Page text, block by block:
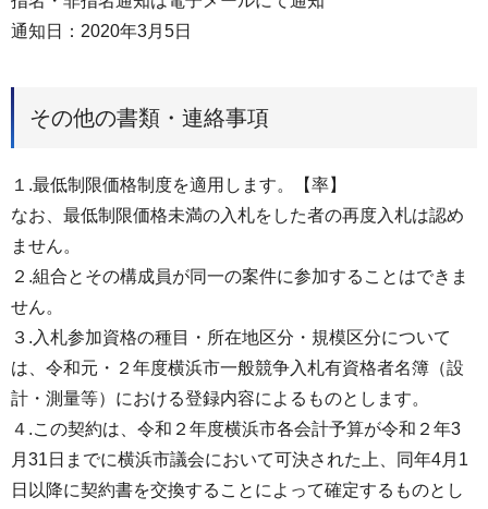
通知日：2020年3月5日
その他の書類・連絡事項
１.最低制限価格制度を適用します。【率】
なお、最低制限価格未満の入札をした者の再度入札は認め
ません。
２.組合とその構成員が同一の案件に参加することはできま
せん。
３.入札参加資格の種目・所在地区分・規模区分について
は、令和元・２年度横浜市一般競争入札有資格者名簿（設
計・測量等）における登録内容によるものとします。
４.この契約は、令和２年度横浜市各会計予算が令和２年3
月31日までに横浜市議会において可決された上、同年4月1
日以降に契約書を交換することによって確定するものとし